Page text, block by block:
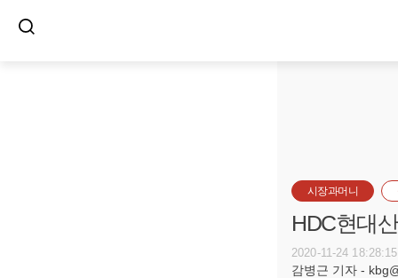
시장과머니
HDC현대
2020-11-24 18:28:15
감병근 기자 -